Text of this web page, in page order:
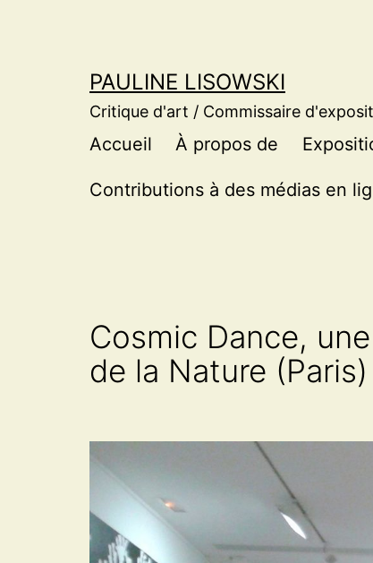
PAULINE LISOWSKI
Critique d'art / Commissaire
Accueil À propos de
Contributions à des médias en
Cosmic Dance,
de la Nature (Paris)